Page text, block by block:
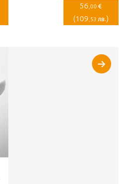
56 ,00 €
(109 ,53 лв.)